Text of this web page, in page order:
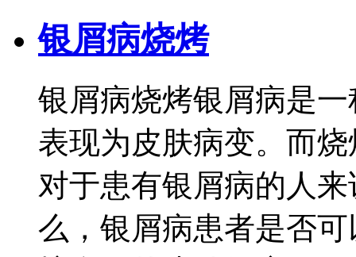
银屑病烧烤
银屑病烧烤银屑病是
表现为皮肤病变。而
对于患有银屑病的人
么，银屑病患者是否